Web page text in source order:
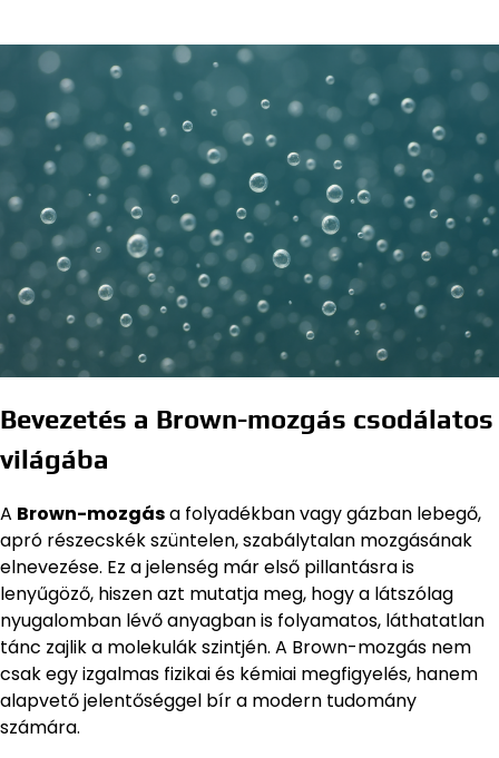
Bevezetés a Brown-mozgás csodálatos
világába
A Brown-mozgása folyadékban vagy gázban lebegő,
apró részecskék szüntelen, szabálytalan mozgásának
elnevezése. Ez a jelenség már első pillantásra is
lenyűgöző, hiszen azt mutatja meg, hogy a látszólag
nyugalomban lévő anyagban is folyamatos, láthatatlan
tánc zajlik a molekulák szintjén. A Brown-mozgás nem
csak egy izgalmas fizikai és kémiai megfigyelés, hanem
alapvető jelentőséggel bír a modern tudomány
számára.